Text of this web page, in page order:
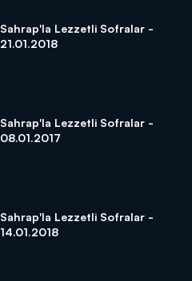
Sahrap'la Lezzetli Sofralar -
21.01.2018
Sahrap'la Lezzetli Sofralar -
08.01.2017
Sahrap'la Lezzetli Sofralar -
14.01.2018